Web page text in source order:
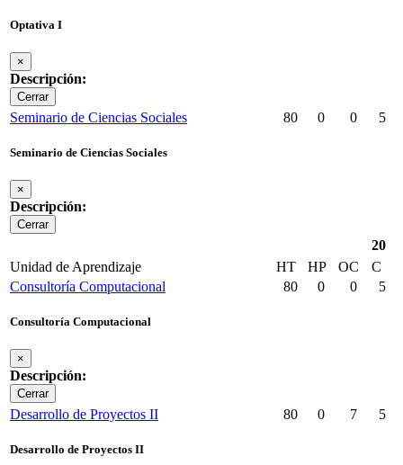
Optativa I
×
Descripción:
Cerrar
Seminario de Ciencias Sociales
Seminario de Ciencias Sociales
×
Descripción:
Cerrar
80 0 0 5
20
Unidad de Aprendizaje
HT HP OC
C
Consultoría Computacional
Consultoría Computacional
×
Descripción:
Cerrar
80 0 0 5
Desarrollo de Proyectos II
Desarrollo de Proyectos II
80 0 7 5